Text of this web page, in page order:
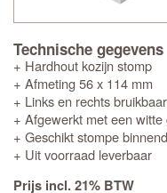
Technische gegevens
+ Hardhout kozijn stomp
+ Afmeting 56 x 114 mm
+ Links en rechts bruikbaar
+ Afgewerkt met een witte
+ Geschikt stompe
+ Uit voorraad leverbaar
Prijs incl. 21% BTW